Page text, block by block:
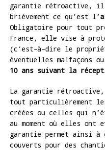
garantie rétroactive, il
brièvement ce qu’est l’
Obligatoire pour tout
France, elle vise à
(c’est-à-dire le
éventuelles malfaçons
10 ans suivant la
La garantie
tout particulièrement
créées ou celles qui
au moment où elles ont
garantie permet ainsi à
couverts pour des